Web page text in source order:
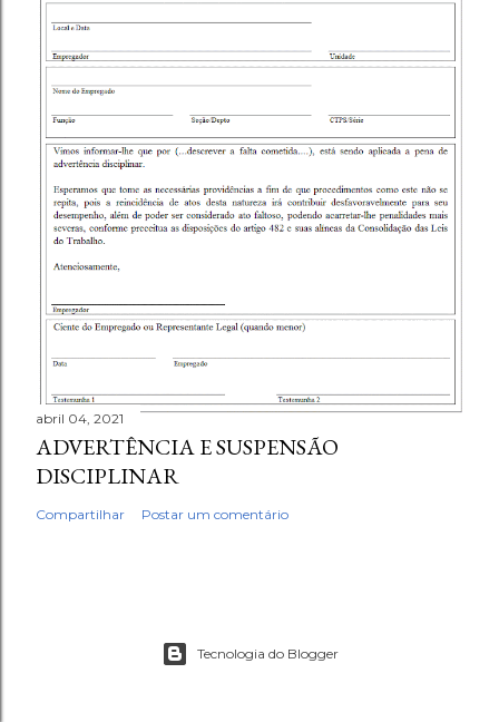
abril 04, 2021
ADVERTÊNCIA E SUSPENSÃO
DISCIPLINAR
Compartilhar Postar um comentário
Tecnologia do Blogger